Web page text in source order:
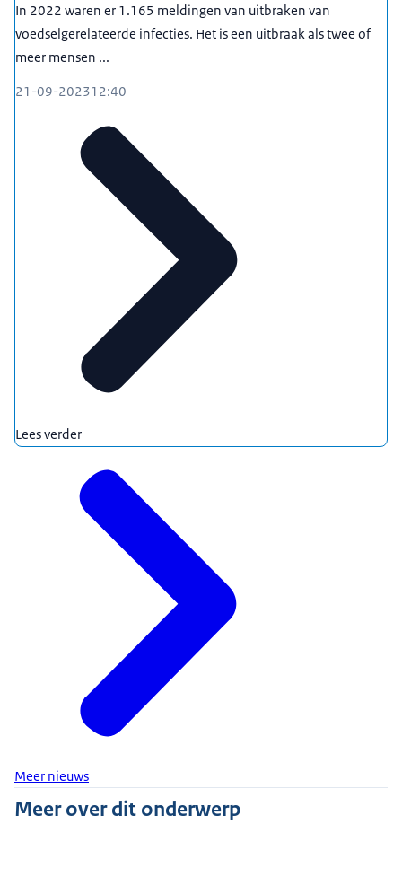
In 2022 waren er 1.165 meldingen van uitbraken van
voedselgerelateerde infecties. Het is een uitbraak als twee of
meer mensen ...
21-09-202312:40
Lees verder
Meer nieuws
Meer over dit onderwerp